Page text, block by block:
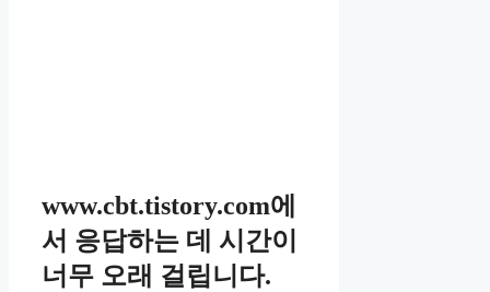
www.cbt.tistory.com에
서 응답하는 데 시간이
너무 오래 걸립니다.